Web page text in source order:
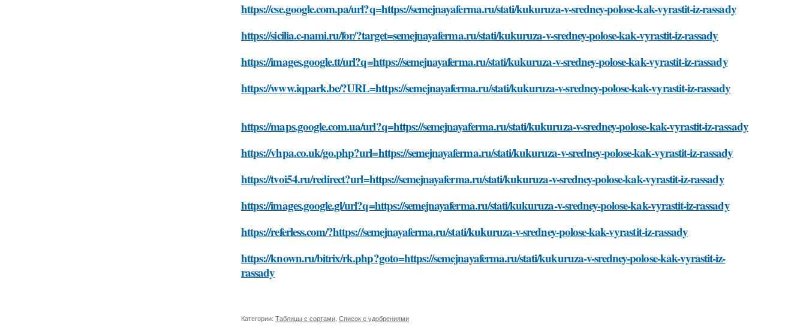
https://cse.google.com.pa/url?q=https://semejnayaferma.ru/stati/kukuruza-v-sredney-polose-kak-vyrastit-iz-rassady
https://sicilia.c-nami.ru/for/?target=semejnayaferma.ru/stati/kukuruza-v-sredney-polose-kak-vyrastit-iz-rassady
https://images.google.tt/url?q=https://semejnayaferma.ru/stati/kukuruza-v-sredney-polose-kak-vyrastit-iz-rassady
https://www.iqpark.be/?URL=https://semejnayaferma.ru/stati/kukuruza-v-sredney-polose-kak-vyrastit-iz-rassady
https://maps.google.com.ua/url?q=https://semejnayaferma.ru/stati/kukuruza-v-sredney-polose-kak-vyrastit-iz-rassady
https://vhpa.co.uk/go.php?url=https://semejnayaferma.ru/stati/kukuruza-v-sredney-polose-kak-vyrastit-iz-rassady
https://tvoi54.ru/redirect?url=https://semejnayaferma.ru/stati/kukuruza-v-sredney-polose-kak-vyrastit-iz-rassady
https://images.google.gl/url?q=https://semejnayaferma.ru/stati/kukuruza-v-sredney-polose-kak-vyrastit-iz-rassady
https://referless.com/?https://semejnayaferma.ru/stati/kukuruza-v-sredney-polose-kak-vyrastit-iz-rassady
https://known.ru/bitrix/rk.php?goto=https://semejnayaferma.ru/stati/kukuruza-v-sredney-polose-kak-vyrastit-iz-
rassady
Категории: Таблицы с сортами Список с удобрениями